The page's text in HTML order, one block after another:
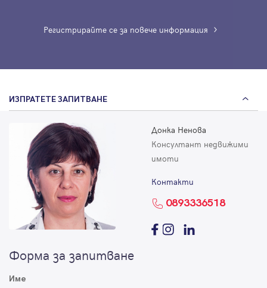
Регистрирайте се за повече информация
ИЗПРАТЕТЕ ЗАПИТВАНЕ
Донка Ненова
Консултант недвижими
имоти
Контакти
0893336518
Форма за запитване
Име